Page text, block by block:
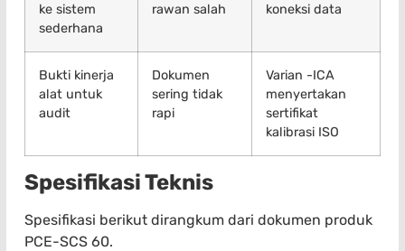
ke sistem
sederhana
rawan salah
koneksi data
Bukti kinerja
alat untuk
audit
Dokumen
sering tidak
rapi
Varian -ICA
menyertakan
sertifikat
kalibrasi ISO
Spesifikasi Teknis
Spesifikasi berikut dirangkum dari dokumen produk
PCE-SCS 60.